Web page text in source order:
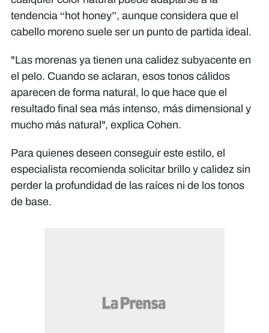
tendencia “hot honey”, aunque considera que el
cabello moreno suele ser un punto de partida ideal.
"Las morenas ya tienen una calidez subyacente en
el pelo. Cuando se aclaran, esos tonos cálidos
aparecen de forma natural, lo que hace que el
resultado final sea más intenso, más dimensional y
mucho más natural", explica Cohen.
Para quienes deseen conseguir este estilo, el
especialista recomienda solicitar brillo y calidez sin
perder la profundidad de las raíces ni de los tonos
de base.